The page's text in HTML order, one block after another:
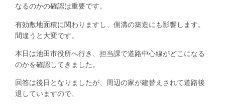
なるのかの確認は重要です。
有効敷地面積に関わりますし、側溝の築造にも影響します。
間違うと大変です。
本日は池田市役所へ行き、担当課で道路中心線がどこになる
のかを確認してきました。
回答は後日となりましたが、周辺の家が建替えされて道路後
退していますので、